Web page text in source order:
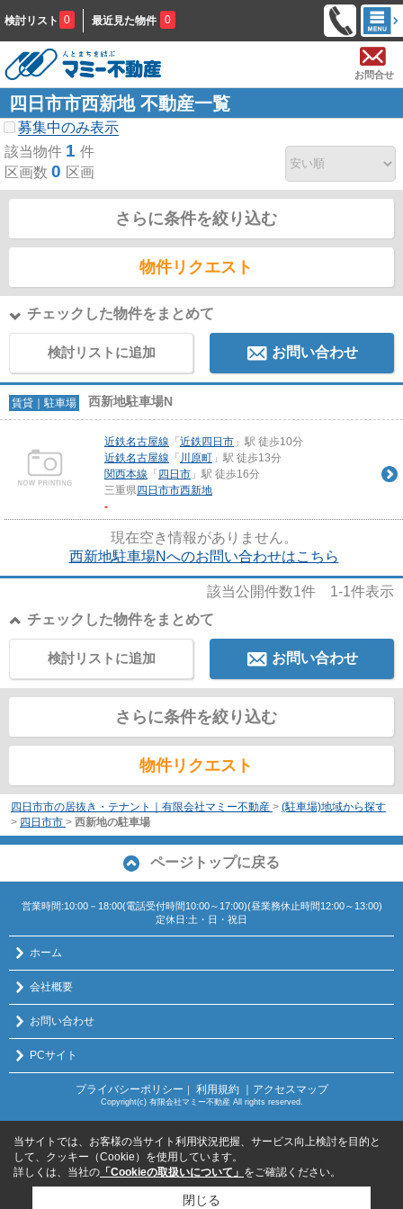
検討リスト 0 最近見た物件 0
お問合せ
四日市市西新地 不動産一覧
募集中のみ表示
該当物件 1 件
区画数 0 区画
さらに条件を絞り込む
物件リクエスト
チェックした物件をまとめて
検討リストに追加 お問い合わせ
賃貸｜駐車場 西新地駐車場N
近鉄名古屋線 「 近鉄四日市 」駅 徒歩10分
近鉄名古屋線 「 川原町 」駅 徒歩13分
関西本線 「 四日市 」駅 徒歩16分
三重県四日市市西新地
-
現在空き情報がありません。
西新地駐車場Nへのお問い合わせはこちら
該当公開件数1件 1-1件表示
チェックした物件をまとめて
お問い合わせ
検討リストに追加
さらに条件を絞り込む
物件リクエスト
四日市市の居抜き・テナント｜有限会社マミー不動産 > (駐車場)地域から探す
> 四日市市 > 西新地の駐車場
ページトップに戻る
営業時間:10:00－18:00(電話受付時間10:00～17:00)(昼業務休止時間12:00～13:00)
定休日:土・日・祝日
ホーム
会社概要
お問い合わせ
PCサイト
プライバシーポリシー ｜ 利用規約 ｜アクセスマップ
Copyright(c) 有限会社マミー不動産 All rights reserved.
当サイトでは、お客様の当サイト利用状況把握、サービス向上検討を目的と
して、クッキー（Cookie）を使用しています。
詳しくは、当社の 「Cookieの取扱いについて」 をご確認ください。
閉じる